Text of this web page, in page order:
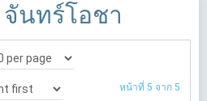
จันทร์โอชา
หน้าที่ 5 จาก 5